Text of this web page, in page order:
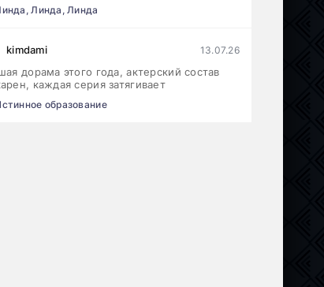
Линда, Линда
kimdami 13.07.26
дорама этого года, актерский состав
каждая серия затягивает
образование